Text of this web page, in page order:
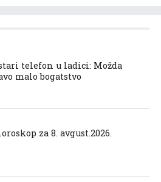
telefon u ladici: Možda
malo bogatstvo
za 8. avgust.2026.